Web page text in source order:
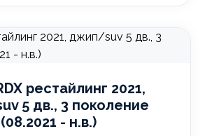
рестайлинг 2021,
5 дв., 3 поколение
(08.2021 - н.в.)